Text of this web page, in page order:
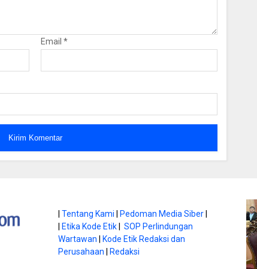
Email *
|Tentang Kami Pedoman Media Siber
Etika Kode Etik |SOP Perlindungan
Wartawan
Kode Etik Redaksi dan
Perusahaan
Redaksi
di Gunung
Ini
Literasi Jadi Bekal Utama
Siswa di Era Digital